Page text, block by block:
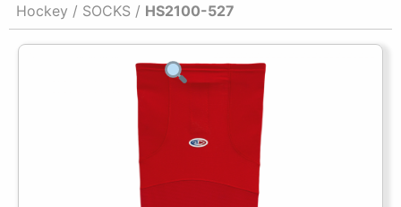
Hockey / SOCKS / HS2100-527